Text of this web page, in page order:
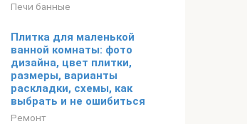
Печи банные
Плитка для маленькой
ванной комнаты: фото
дизайна, цвет плитки,
размеры, варианты
раскладки, схемы, как
выбрать и не ошибиться
Ремонт